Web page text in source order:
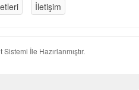
İletişim
Sistemi İle Hazırlanmıştır.